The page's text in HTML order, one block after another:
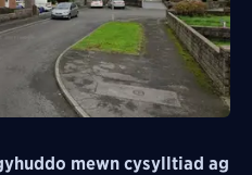
mewn cysylltiad ag